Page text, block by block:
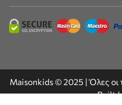
Maisonkids © 2025 | Όλες οι
Built